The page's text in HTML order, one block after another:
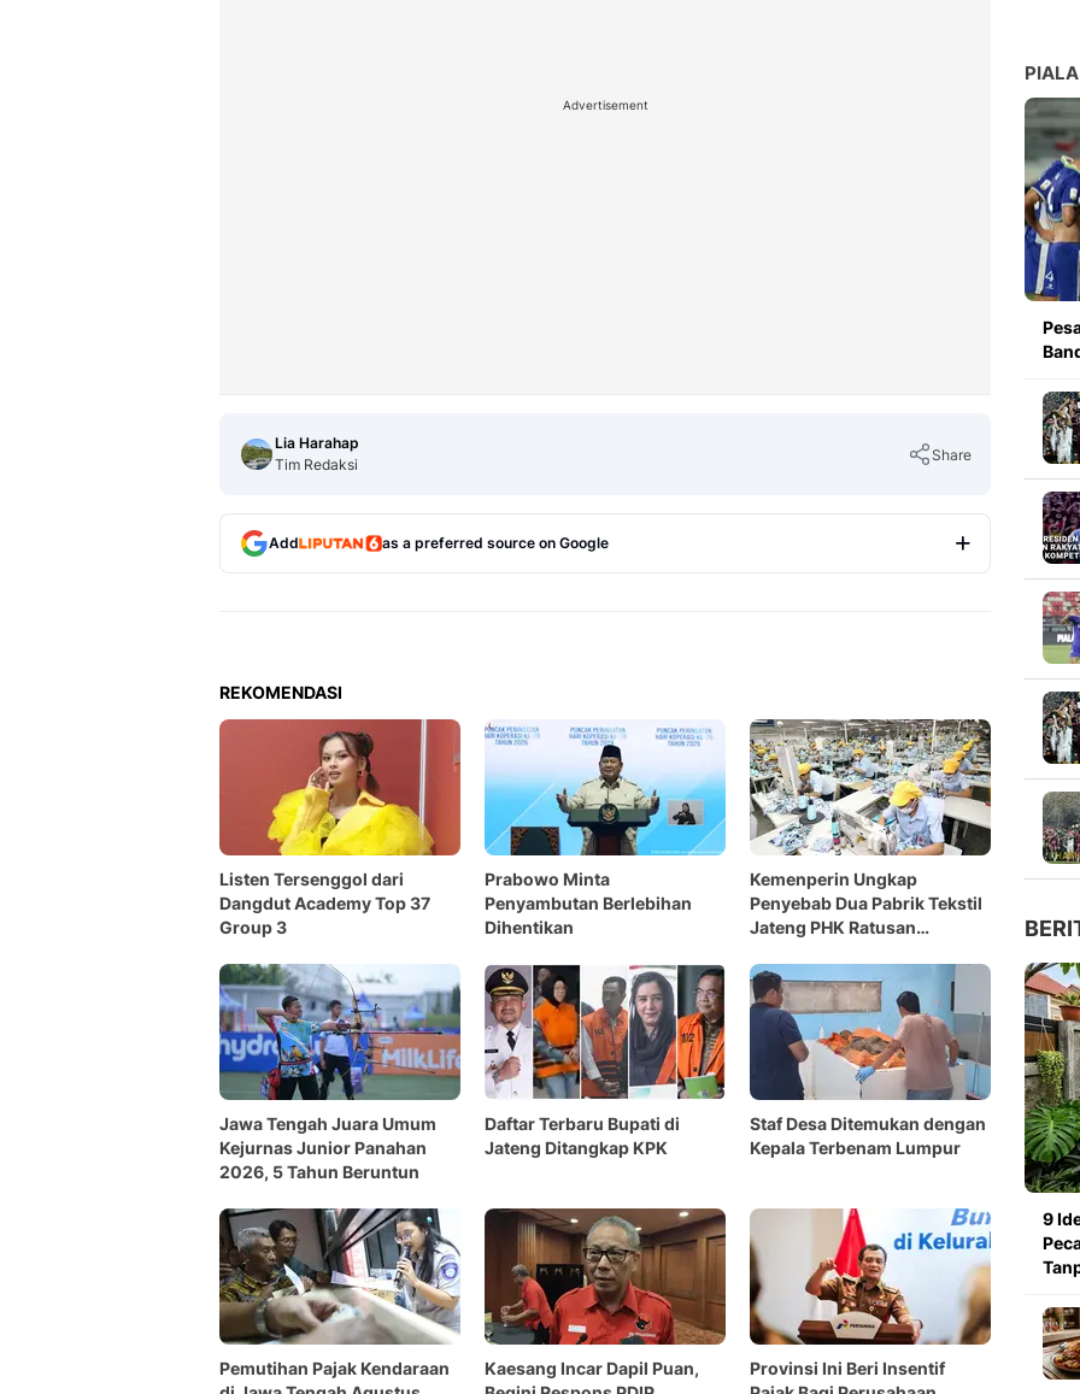
Advertisement
Lia Harahap
Tim Redaksi
Share
Add as a preferred source on Google
REKOMENDASI
Listen Tersenggol dari
Dangdut Academy Top 37
Group 3
Prabowo Minta
Penyambutan Berlebihan
Dihentikan
Kemenperin Ungkap
Penyebab Dua Pabrik Tekstil
Jateng PHK Ratusan
Jawa Tengah Juara Umum
Kejurnas Junior Panahan
2026, 5 Tahun Beruntun
Daftar Terbaru Bupati di
Jateng Ditangkap KPK
Staf Desa Ditemukan dengan
Kepala Terbenam Lumpur
Pemutihan Pajak Kendaraan
Kaesang Incar Dapil Puan,
Provinsi Ini Beri Insentif
9